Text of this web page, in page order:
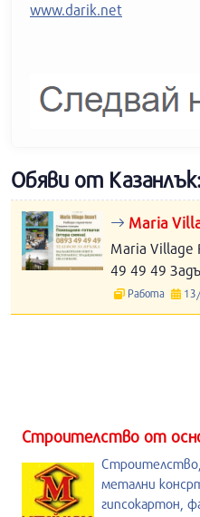
www.darik.net
Обяви от
Maria
Maria Village
49 49 49
Работа 13/
Строителство от
метални
гипсокартон,